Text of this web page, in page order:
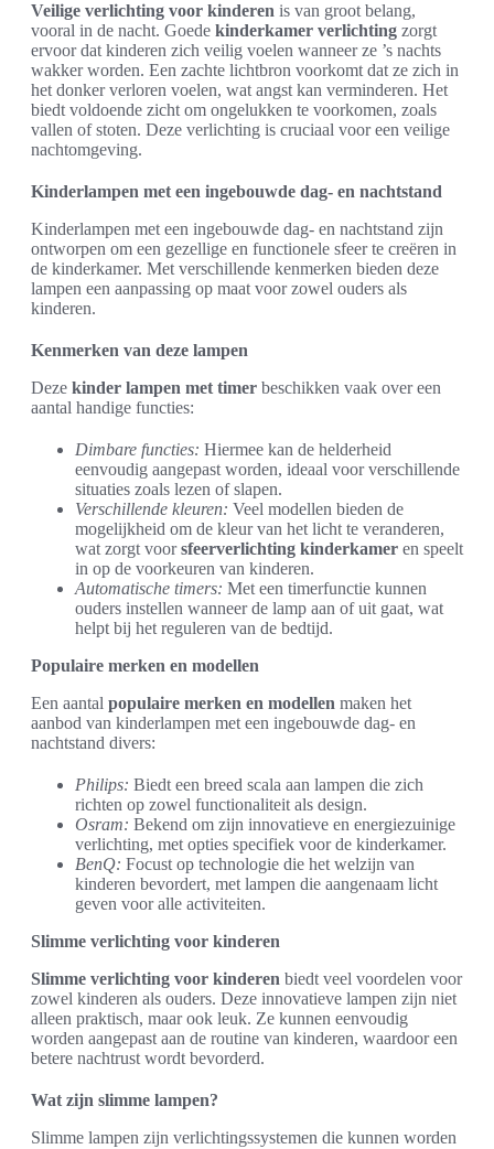
Veilige verlichting voor kinderen is van groot belang,
vooral in de nacht. Goede kinderkamer verlichting zorgt
ervoor dat kinderen zich veilig voelen wanneer ze ’s nachts
wakker worden. Een zachte lichtbron voorkomt dat ze zich in
het donker verloren voelen, wat angst kan verminderen. Het
biedt voldoende zicht om ongelukken te voorkomen, zoals
vallen of stoten. Deze verlichting is cruciaal voor een veilige
nachtomgeving.
Kinderlampen met een ingebouwde dag- en nachtstand
Kinderlampen met een ingebouwde dag- en nachtstand zijn
ontworpen om een gezellige en functionele sfeer te creëren in
de kinderkamer. Met verschillende kenmerken bieden deze
lampen een aanpassing op maat voor zowel ouders als
kinderen.
Kenmerken van deze lampen
Deze kinder lampen met timer beschikken vaak over een
aantal handige functies:
Dimbare functies: Hiermee kan de helderheid
eenvoudig aangepast worden, ideaal voor verschillende
situaties zoals lezen of slapen.
Verschillende kleuren: Veel modellen bieden de
mogelijkheid om de kleur van het licht te veranderen,
wat zorgt voorsfeerverlichting kinderkamer en speelt
in op de voorkeuren van kinderen.
Automatische timers: Met een timerfunctie kunnen
ouders instellen wanneer de lamp aan of uit gaat, wat
helpt bij het reguleren van de bedtijd.
Populaire merken en modellen
Een aantal populaire merken en modellen maken het
aanbod van kinderlampen met een ingebouwde dag- en
nachtstand divers:
Philips: Biedt een breed scala aan lampen die zich
richten op zowel functionaliteit als design.
Osram: Bekend om zijn innovatieve en energiezuinige
verlichting, met opties specifiek voor de kinderkamer.
BenQ: Focust op technologie die het welzijn van
kinderen bevordert, met lampen die aangenaam licht
geven voor alle activiteiten.
Slimme verlichting voor kinderen
Slimme verlichting voor kinderen biedt veel voordelen voor
zowel kinderen als ouders. Deze innovatieve lampen zijn niet
alleen praktisch, maar ook leuk. Ze kunnen eenvoudig
worden aangepast aan de routine van kinderen, waardoor een
betere nachtrust wordt bevorderd.
Wat zijn slimme lampen?
Slimme lampen zijn verlichtingssystemen die kunnen worden